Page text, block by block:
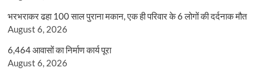
भरभराकर ढहा 100 साल पुराना मकान, एक ही परिवार के 6 लोगों की दर्दनाक मौत
August 6, 2026
6,464 आवासों का निर्माण कार्य पूरा
August 6, 2026